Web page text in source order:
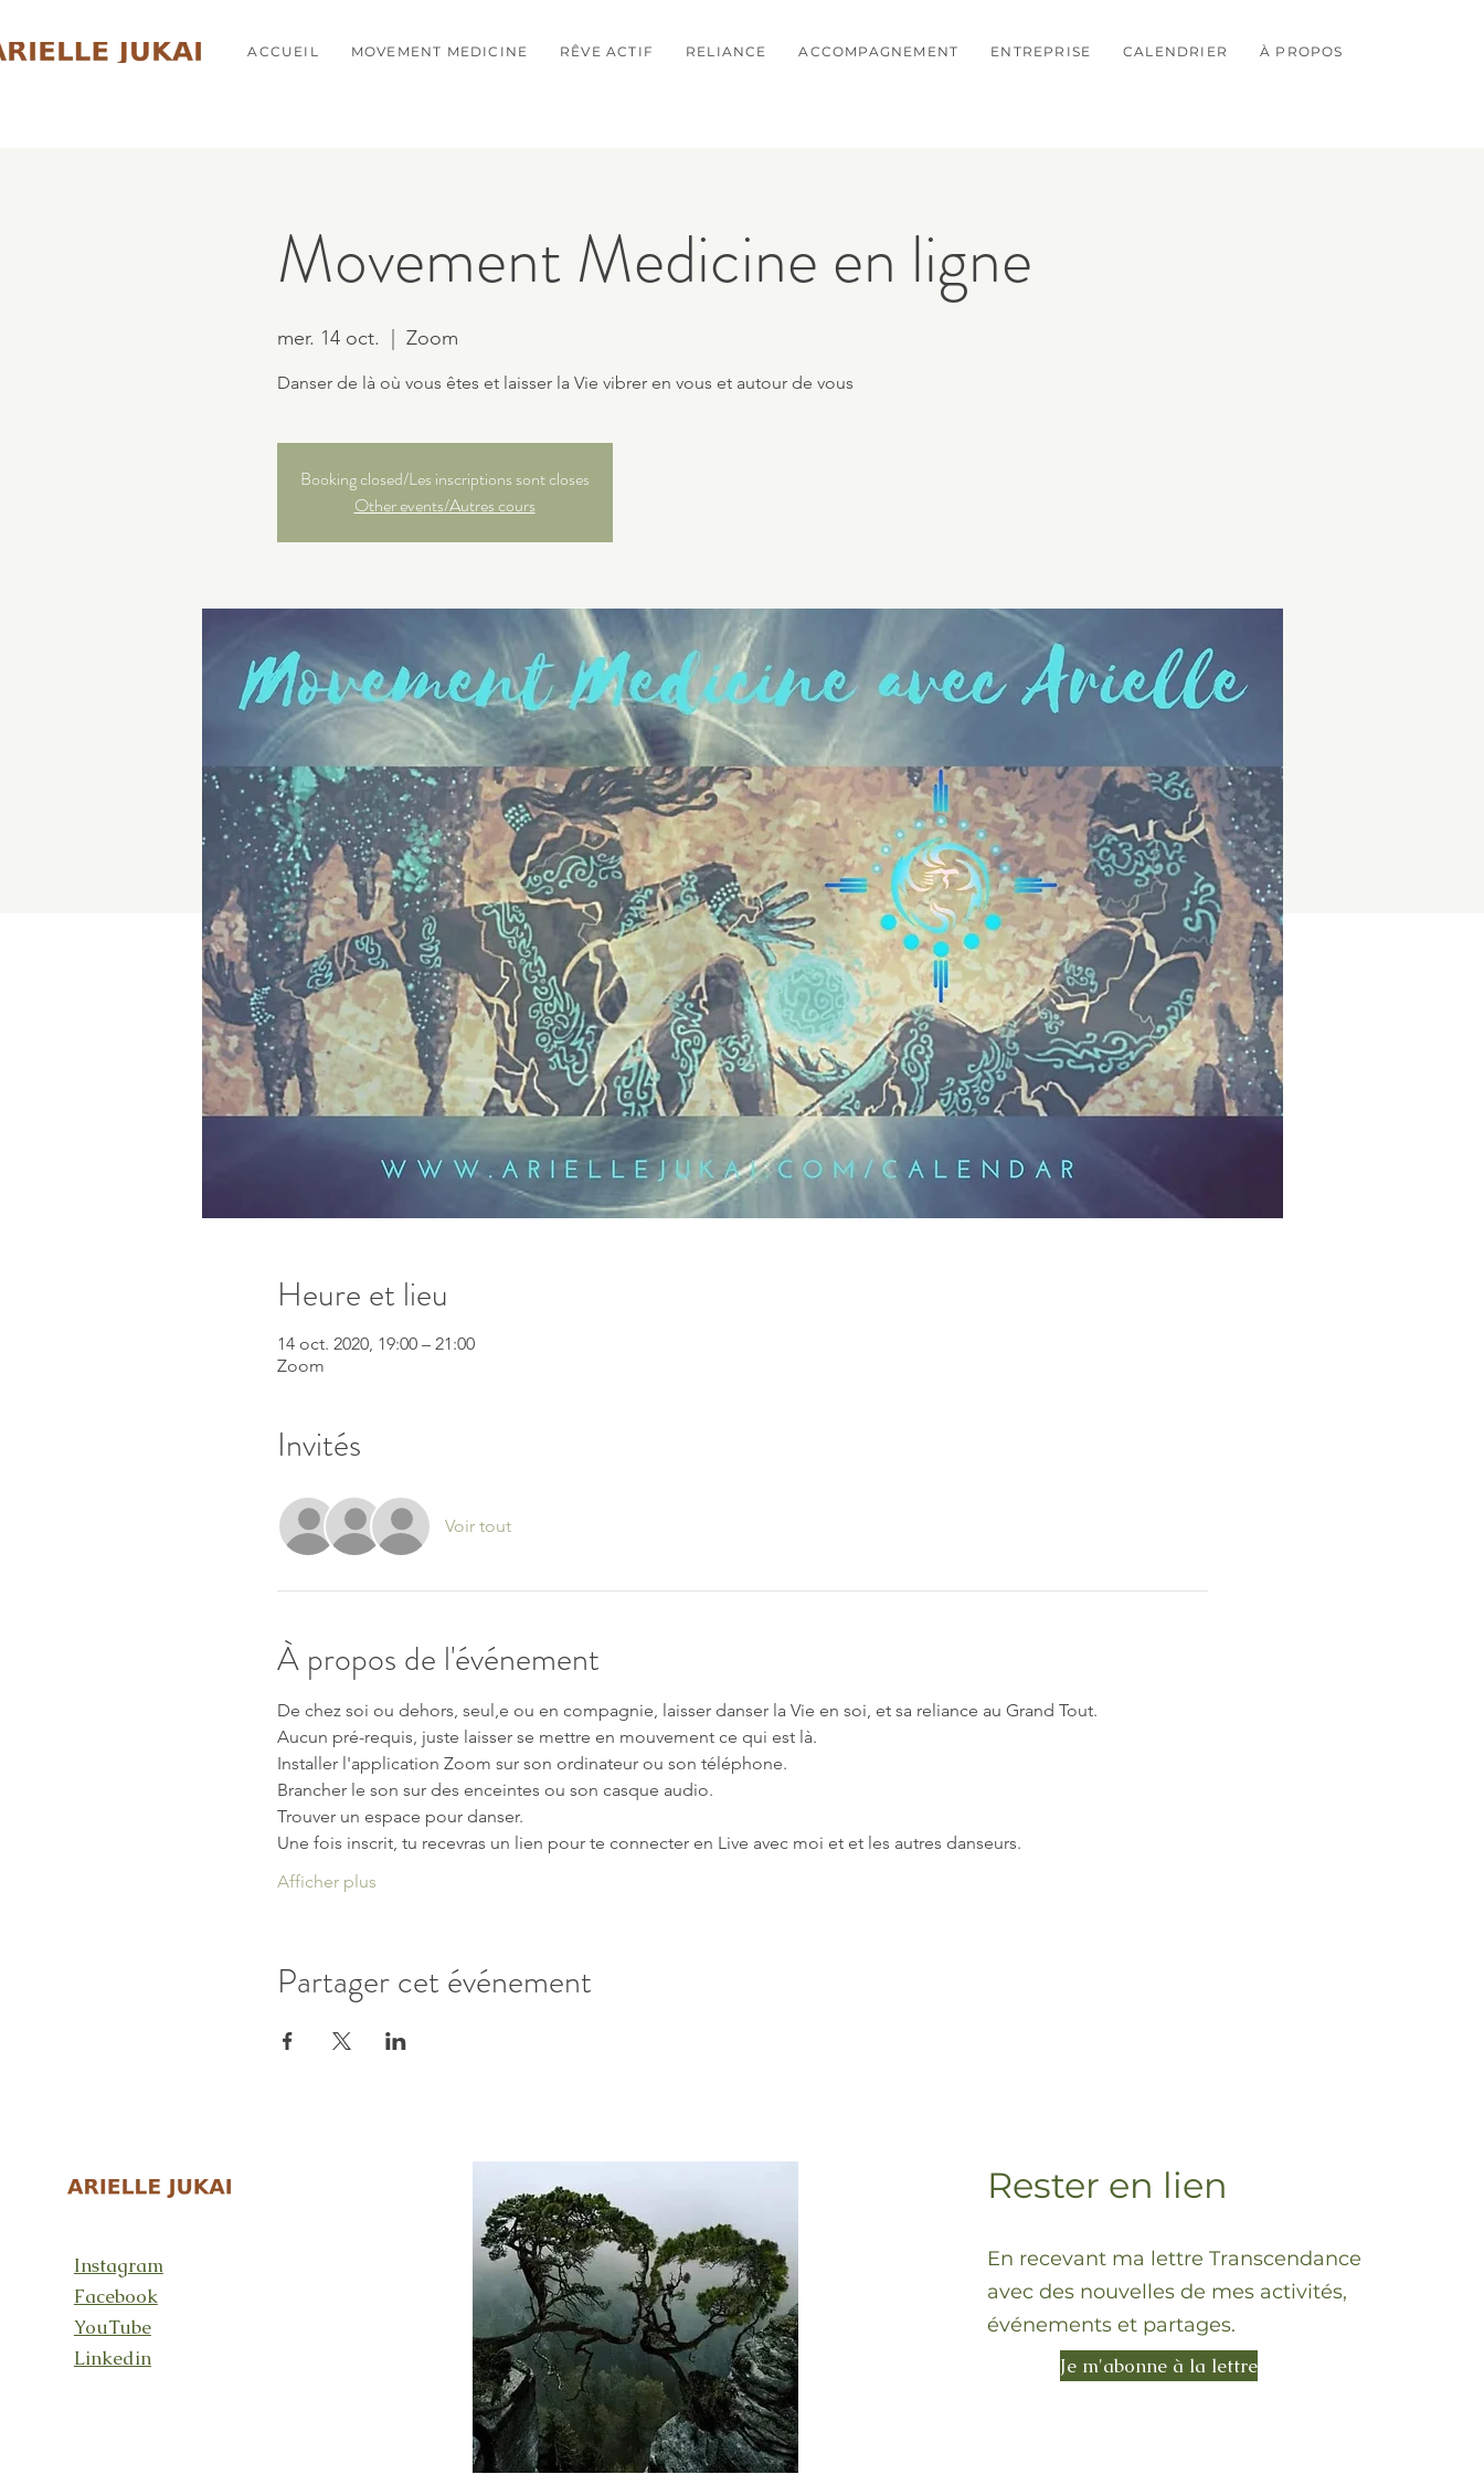
ACCUEIL MOVEMENT MEDICINE RÊVE ACTIF RELIANCE ACCOMPAGNEMENT ENTREPRISE CALENDRIER À PROPOS
Movement Medicine en ligne
mer. 14 oct. Zoom
Danser de là où vous êtes et laisser la Vie vibrer en vous et autour de vous
Booking closed/Les inscriptions sont closes
Other events/Autres cours
Heure et lieu
14 oct. 2020, 19:00 – 21:00
Zoom
Invités
Voir tout
À propos de l'événement
De chez soi ou dehors, seul,e ou en compagnie, laisser danser la Vie en soi, et sa reliance au Grand Tout.
Aucun pré-requis, juste laisser se mettre en mouvement ce qui est là.
Installer l'application Zoom sur son ordinateur ou son téléphone.
Brancher le son sur des enceintes ou son casque audio.
Trouver un espace pour danser.
Une fois inscrit, tu recevras un lien pour te connecter en Live avec moi et et les autres danseurs.
Afficher plus
Partager cet événement
Instagram
Facebook
YouTube
Linkedin
Rester en lien
En recevant ma lettre Transcendance
avec des nouvelles de mes activités,
événements et partages.
Je m'abonne à la lettre